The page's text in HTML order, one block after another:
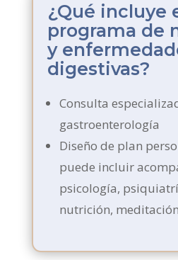
¿Qué incluye
programa de
y
digestivas?
Consulta
gastroenterología
Diseño de plan
puede incluir
psicología,
nutrición,